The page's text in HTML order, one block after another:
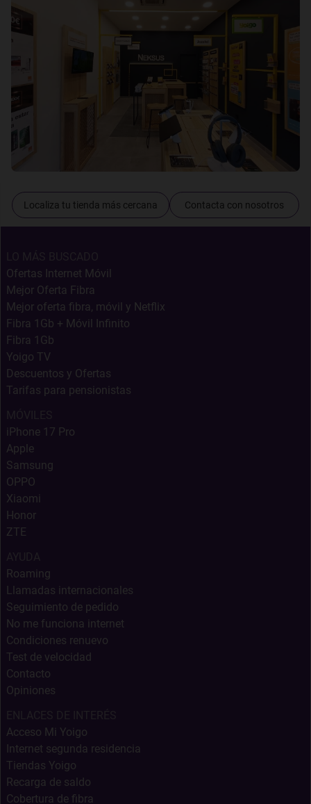
Localiza tu tienda más cercana Contacta con nosotros
Ofertas Internet Móvil
Mejor Oferta Fibra
Mejor oferta fibra, móvil y Netflix
Fibra 1Gb + Móvil Infinito
Fibra 1Gb
Yoigo TV
Descuentos y Ofertas
Tarifas para pensionistas
iPhone 17 Pro
Apple
Samsung
OPPO
Xiaomi
Honor
ZTE
Roaming
Llamadas internacionales
Seguimiento de pedido
No me funciona internet
Condiciones renuevo
Test de velocidad
Contacto
Opiniones
Acceso Mi Yoigo
Internet segunda residencia
Tiendas Yoigo
Recarga de saldo
Cobertura de fibra